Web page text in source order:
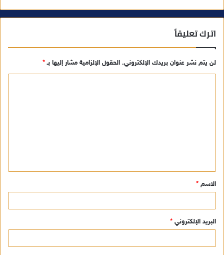
اترك تعليقاً
لن يتم نشر عنوان بريدك الإلكتروني. الحقول الإلزامية مشار إليها بـ*
ق
*
الاسم *
البريد الإلكتروني *